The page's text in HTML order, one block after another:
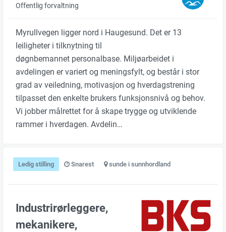
Offentlig forvaltning
Myrullvegen ligger nord i Haugesund. Det er 13
leiligheter i tilknytning til
døgnbemannet personalbase. Miljøarbeidet i
avdelingen er variert og meningsfylt, og består i stor
grad av veiledning, motivasjon og hverdagstrening
tilpasset den enkelte brukers funksjonsnivå og behov.
Vi jobber målrettet for å skape trygge og utviklende
rammer i hverdagen. Avdelin…
Ledig stilling Snarest sunde i sunnhordland
Industrirørleggere,
mekanikere,